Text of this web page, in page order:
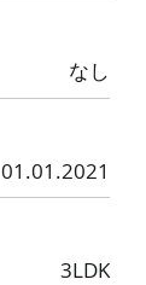
なし
01.01.2021
3LDK